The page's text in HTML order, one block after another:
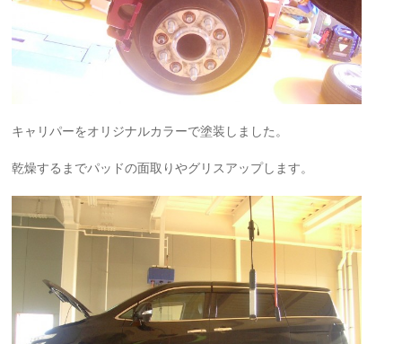
キャリパーをオリジナルカラーで塗装しました。
乾燥するまでパッドの面取りやグリスアップします。